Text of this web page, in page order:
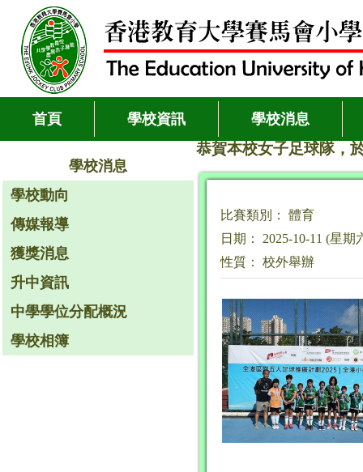
首頁 學校資訊 學校消息
學校消息
學校動向
傳媒報導
獲獎消息
升中資訊
中學學位分配概況
學校相簿
恭賀本校女子足球隊，
比賽類別： 體育
日期： 2025-10-11 (星期
性質： 校外舉辦